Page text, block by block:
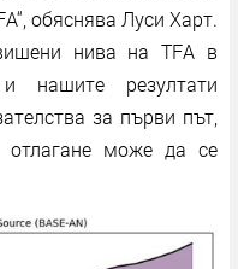
обяснява Луси Харт.
нива на TFA в
нашите резултати
за първи път,
отлагане може да се